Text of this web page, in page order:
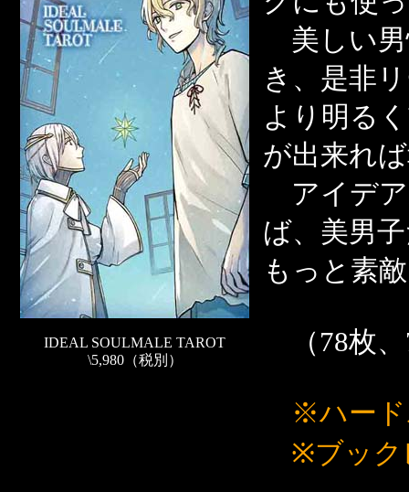
IDEAL SOULMALE TAROT
\5,980（税別）
美しい男
き、是非
より明る
が出来れ
アイデア
ば、美男
もっと素
（78枚、
※ハー
※ブック